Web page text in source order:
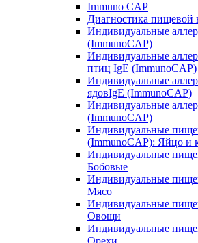
Immuno CAP
Диагностика пищевой
Индивидуальные
(ImmunoCAP)
Индивидуальные
птиц IgE (ImmunoCAP)
Индивидуальные
ядовIgE (ImmunoCAP)
Индивидуальные
(ImmunoCAP)
Индивидуальные
(ImmunoCAP): Яйцо и
Индивидуальные
Бобовые
Индивидуальные
Мясо
Индивидуальные
Овощи
Индивидуальные
Орехи